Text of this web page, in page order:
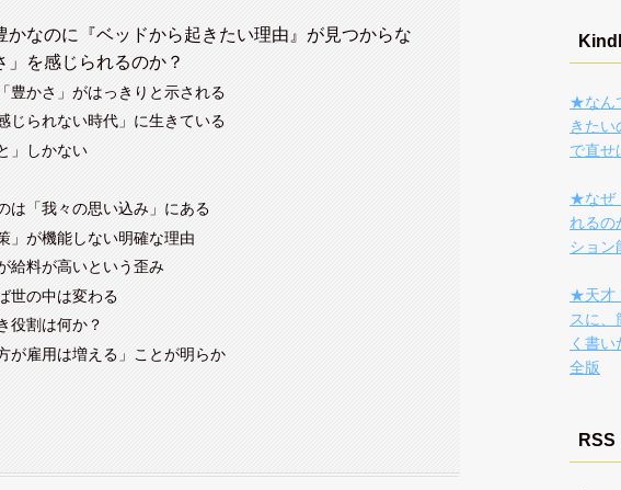
なのに『ベッドから起きたい理由』が見つからな
を感じられるのか？
豊かさ」がはっきりと示される
じられない時代」に生きている
」しかない
は「我々の思い込み」にある
」が機能しない明確な理由
給料が高いという歪み
世の中は変わる
役割は何か？
が雇用は増える」ことが明らか
★なん
きたい
で直せ
★なぜ
れるの
ション
★天才
スに、
く書
全版
RSS